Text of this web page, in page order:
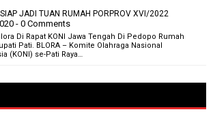
JADI TUAN RUMAH PORPROV XVI/2022
- 0 Comments
Di Rapat KONI Jawa Tengah Di Pedopo Rumah
Pati. BLORA – Komite Olahraga Nasional
(KONI) se-Pati Raya…